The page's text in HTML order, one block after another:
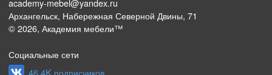
academy-mebel@yandex.ru
Архангельск, Набережная Северной Двины, 71
©2026, Академия мебели™
Социальные сети
46.4K подписчиков